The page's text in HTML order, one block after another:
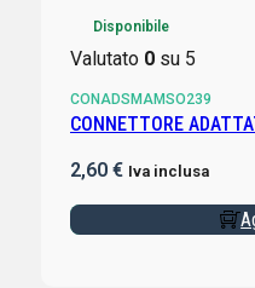
Disponibile
Valutato 0su 5
CONADSMAMSO239
CONNETTORE
2,60 € Iva inclusa